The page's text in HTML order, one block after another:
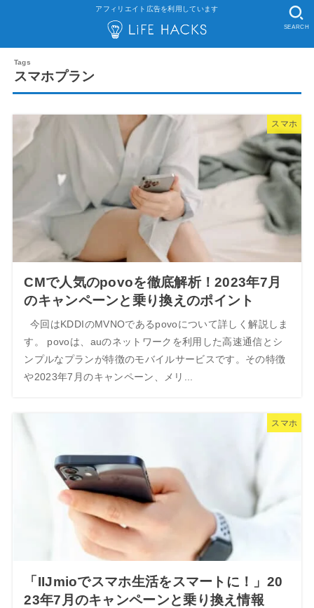
アフィリエイト広告を利用しています
SEARCH
スマホプラン
スマホ
CMで人気のpovoを徹底解析！2023年7月
のキャンペーンと乗り換えのポイント
今回はKDDIのMVNOであるpovoについて詳しく解説しま
す。 povoは、auのネットワークを利用した高速通信とシ
ンプルなプランが特徴のモバイルサービスです。その特徴
や2023年7月のキャンペーン、メリ...
スマホ
「IIJmioでスマホ生活をスマートに！」20
23年7月のキャンペーンと乗り換え情報